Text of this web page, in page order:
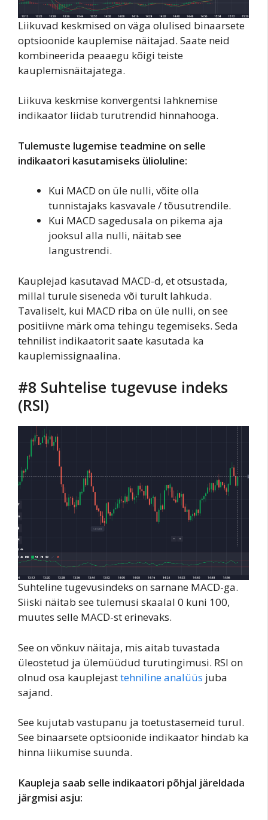
Liikuvad keskmised on väga olulised binaarsete
optsioonide kauplemise näitajad. Saate neid
kombineerida peaaegu kõigi teiste
kauplemisnäitajatega.
Liikuva keskmise konvergentsi lahknemise
indikaator liidab turutrendid hinnahooga.
Tulemuste lugemise teadmine on selle
indikaatori kasutamiseks ülioluline:
Kui MACD on üle nulli, võite olla
tunnistajaks kasvavale / tõusutrendile.
Kui MACD sagedusala on pikema aja
jooksul alla nulli, näitab see
langustrendi.
Kauplejad kasutavad MACD-d, et otsustada,
millal turule siseneda või turult lahkuda.
Tavaliselt, kui MACD riba on üle nulli, on see
positiivne märk oma tehingu tegemiseks. Seda
tehnilist indikaatorit saate kasutada ka
kauplemissignaalina.
#8 Suhtelise tugevuse indeks
(RSI)
Suhteline tugevusindeks on sarnane MACD-ga.
Siiski näitab see tulemusi skaalal 0 kuni 100,
muutes selle MACD-st erinevaks.
See on võnkuv näitaja, mis aitab tuvastada
üleostetud ja ülemüüdud turutingimusi. RSI on
olnud osa kauplejasttehniline analüüs juba
sajand.
See kujutab vastupanu ja toetustasemeid turul.
See binaarsete optsioonide indikaator hindab ka
hinna liikumise suunda.
Kaupleja saab selle indikaatori põhjal järeldada
järgmisi asju: